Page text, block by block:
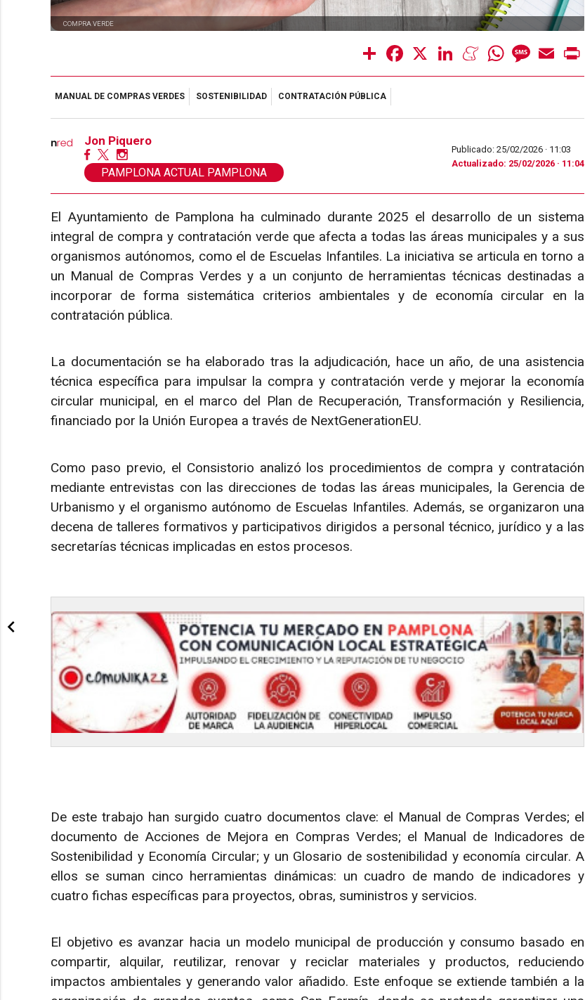
COMPRA VERDE
Share Facebook LinkedInMeneameWhatsAppMessage
Email
MANUAL DE COMPRAS VERDES SOSTENIBILIDAD CONTRATACIÓN PÚBLICA
Jon Piquero
PAMPLONA ACTUAL PAMPLONA
Publicado: 25/02/2026 · 11:03
Actualizado: 25/02/2026 · 11:04
El Ayuntamiento de Pamplona ha culminado durante 2025 el desarrollo de un sistema
integral de compra y contratación verde que afecta a todas las áreas municipales y a sus
organismos autónomos, como el de Escuelas Infantiles. La iniciativa se articula en torno a
un Manual de Compras Verdes y a un conjunto de herramientas técnicas destinadas a
incorporar de forma sistemática criterios ambientales y de economía circular en la
contratación pública.
La documentación se ha elaborado tras la adjudicación, hace un año, de una asistencia
técnica específica para impulsar la compra y contratación verde y mejorar la economía
circular municipal, en el marco del Plan de Recuperación, Transformación y Resiliencia,
financiado por la Unión Europea a través de NextGenerationEU.
Como paso previo, el Consistorio analizó los procedimientos de compra y contratación
mediante entrevistas con las direcciones de todas las áreas municipales, la Gerencia de
Urbanismo y el organismo autónomo de Escuelas Infantiles. Además, se organizaron una
decena de talleres formativos y participativos dirigidos a personal técnico, jurídico y a las
secretarías técnicas implicadas en estos procesos.
De este trabajo han surgido cuatro documentos clave: el Manual de Compras Verdes; el
documento de Acciones de Mejora en Compras Verdes; el Manual de Indicadores de
Sostenibilidad y Economía Circular; y un Glosario de sostenibilidad y economía circular. A
ellos se suman cinco herramientas dinámicas: un cuadro de mando de indicadores y
cuatro fichas específicas para proyectos, obras, suministros y servicios.
El objetivo es avanzar hacia un modelo municipal de producción y consumo basado en
compartir, alquilar, reutilizar, renovar y reciclar materiales y productos, reduciendo
impactos ambientales y generando valor añadido. Este enfoque se extiende también a la